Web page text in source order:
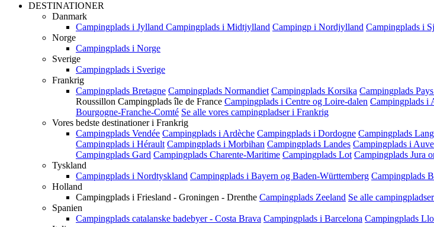
DESTINATIONER
Danmark
Campingplads i Jylland Campingplads i Midtjylland Campingp i Nordjylland Campingplads i
Norge
Campingplads i Norge
Sverige
Campingplads i Sverige
Frankrig
Campingplads Bretagne Campingplads Normandiet Campingplads Korsika Campingplads
Roussillon Campingplads île de France Campingplads i Centre og Loire-dalen Campingplads i
Bourgogne-Franche-Comté Se alle vores campingpladser i Frankrig
Vores bedste destinationer i Frankrig
Campingplads Vendée Campingplads i Ardèche Campingplads i Dordogne Campingplads
Campingplads i Hérault Campingplads i Morbihan Campingplads Landes Campingplads i
Campingplads Gard Campingplads Charente-Maritime Campingplads Lot Campingplads Jura
Tyskland
Campingplads i Nordtyskland Campingplads i Bayern og Baden-Württemberg Campingplads
Holland
Campingplads i Friesland - Groningen - Drenthe Campingplads Zeeland Se alle
Spanien
Campingplads catalanske badebyer - Costa Brava Campingplads i Barcelona Campingplads